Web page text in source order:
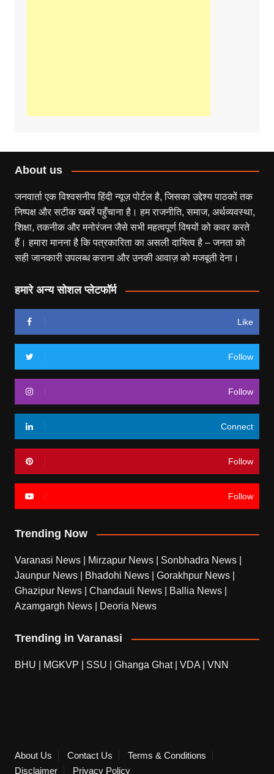
About us
जनवार्ता एक विश्वसनीय हिंदी न्यूज़ पोर्टल है, जिसका उद्देश्य पाठकों तक
निष्पक्ष और सटीक खबरें पहुँचाना है। हम राजनीति, समाज, अर्थव्यवस्था,
शिक्षा, तकनीक और मनोरंजन जैसे सभी महत्वपूर्ण विषयों को कवर करते
हैं। हमारा मानना है कि पत्रकारिता का असली दायित्व है – जनता को
सही जानकारी उपलब्ध कराना और उनकी आवाज़ को मजबूती देना।
हमारे अन्य सोशल प्लेटफॉर्म
Like
Follow
Follow
Connect
Follow
Follow
Trending Now
Varanasi News Mirzapur News Sonbhadra News
Jaunpur News
Bhadohi News Gorakhpur News
Ghazipur News
Chandauli News Ballia News
Azamgargh News
Deoria News
Trending in Varanasi
BHU MGKVP SSU Ghanga Ghat| VDA VNN
About Us Contact Us
Terms & Conditions
Disclaimer
Privacy Policy